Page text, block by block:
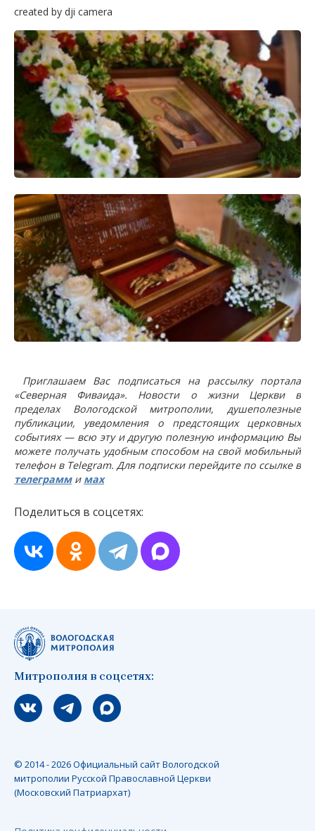
created by dji camera
Приглашаем Вас подписаться на рассылку портала
«Северная Фиваида». Новости о жизни Церкви в
пределах Вологодской митрополии, душеполезные
публикации, уведомления о предстоящих церковных
событиях — всю эту и другую полезную информацию Вы
можете получать удобным способом на свой мобильный
телефон в Telegram. Для подписки перейдите по ссылке в
телеграмми мах
Поделиться в соцсетях:
Митрополия в соцсетях:
Мы вконтакте
Мы в telegram
Мы в Макс
© 2014 - 2026 Официальный сайт Вологодской
митрополии Русской Православной Церкви
(Московский Патриархат)